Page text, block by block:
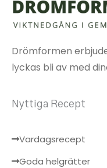
Drömformen
lyckas bli av med
Nyttiga Recept
Vardagsrecept
Goda helgrätter